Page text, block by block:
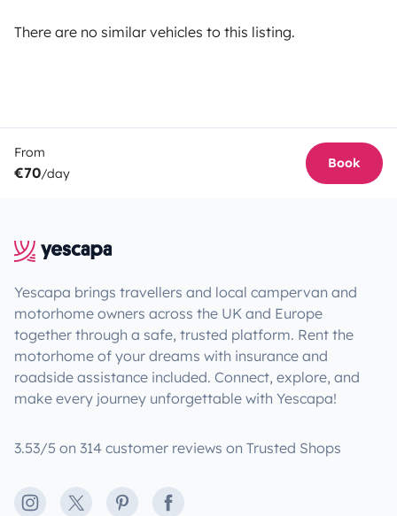
There are no similar vehicles to this listing.
From
€70/day
Book
Yescapa brings travellers and local campervan and
motorhome owners across the UK and Europe
together through a safe, trusted platform. Rent the
motorhome of your dreams with insurance and
roadside assistance included. Connect, explore, and
make every journey unforgettable with Yescapa!
3.53/5 on 314 customer reviews on Trusted Shops
Instagram
X PinterestFacebook